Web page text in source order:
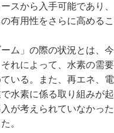
スから入手可能であり
有用性をさらに高める
ム」の際の状況とは、
れによって、水素の需
いる。また、再エネ、
水素に係る取り組みが起
が考えられていなかっ
。